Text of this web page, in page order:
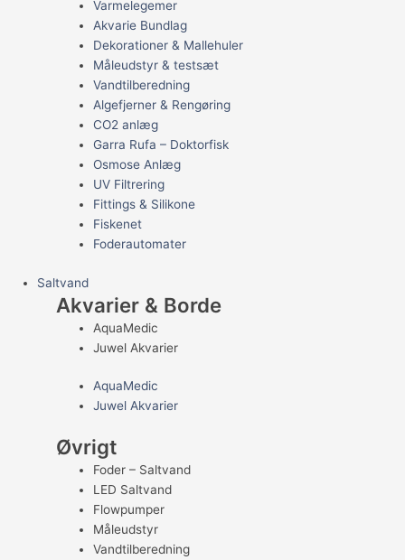
Varmelegemer
Akvarie Bundlag
Dekorationer & Mallehuler
Måleudstyr & testsæt
Vandtilberedning
Algefjerner & Rengøring
CO2 anlæg
Garra Rufa – Doktorfisk
Osmose Anlæg
UV Filtrering
Fittings & Silikone
Fiskenet
Foderautomater
Saltvand
Akvarier & Borde
AquaMedic
Juwel Akvarier
AquaMedic
Juwel Akvarier
Øvrigt
Foder – Saltvand
LED Saltvand
Flowpumper
Måleudstyr
Vandtilberedning